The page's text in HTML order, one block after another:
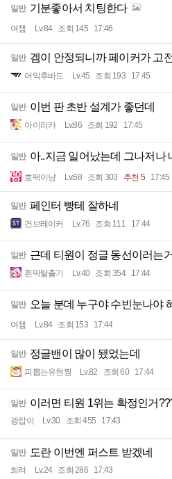
일반 기분좋아서 치팅한다
여챔 Lv.84 조회 145 17:46
일반 겜이 안정되니까 페이커가 고
어익후바드 Lv.45 조회 193 17:45
일반 이번 판 초반 설계가 좋던데
아이리카 Lv.86 조회 192 17:45
일반 아..지금 일어났는데 그나저나
호떡이냥 Lv.68 조회 303 추천 5 17:45
일반 페인터 빵테 잘하네
건브레이커 Lv.76 조회 111 17:44
일반 근데 티원이 정글 동선이러는거
흰딱탈출기 Lv.40 조회 354 17:44
일반 오늘 분데 누구야 수빈눈나야
여챔 Lv.84 조회 153 17:44
일반 정글밴이 많이 됐었는데
피뽑는유현찡 Lv.82 조회 60 17:44
일반 이러면 티원 1위는 확정인거
광잡이 Lv.30 조회 455 17:43
일반 도란 이번엔 퍼스트 받겠네
희려 Lv.24 조회 286 17:43